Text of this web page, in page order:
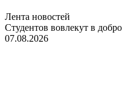
Лента новостей
Студентов вовлекут в
07.08.2026